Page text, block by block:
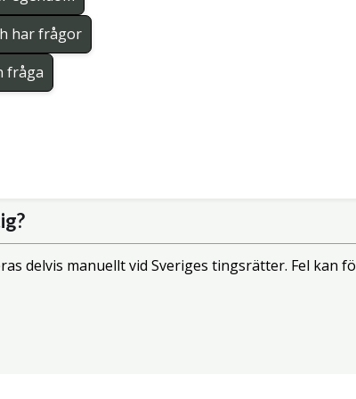
har frågor
fråga
delvis manuellt vid Sveriges tingsrätter. Fel kan